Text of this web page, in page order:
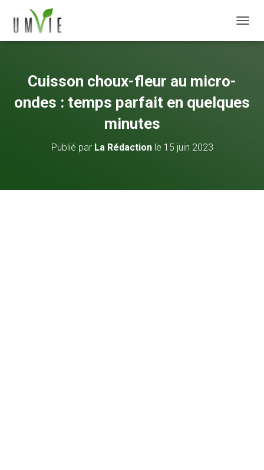
Cuisson choux-fleur au micro-
ondes : temps parfait en quelques
minutes
Publié par La Rédactionle 15 juin 2023